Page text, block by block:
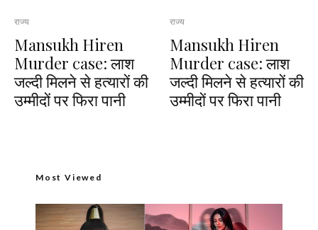
राज्य
Mansukh Hiren
Murder case: लाश
जल्दी मिलने से हत्यारों की
उम्मीदों पर फिरा पानी
राज्य
Mansukh Hiren
Murder case: लाश
जल्दी मिलने से हत्यारों की
उम्मीदों पर फिरा पानी
Most Viewed